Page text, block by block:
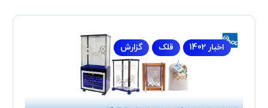
اخبار 1402 قلک گزارش